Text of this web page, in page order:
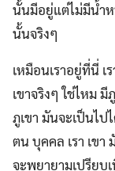
นั้นมีอยู่แต่ไม่มีน้ำ
นั้นจริงๆ
เหมือนเราอยู่ที่นี่ เ
เขาจริงๆ ใช่ไหม มี
ภูเขา มันจะเป็นไป
ตน บุคคล เรา เขา
จะพยายามเปรียบ